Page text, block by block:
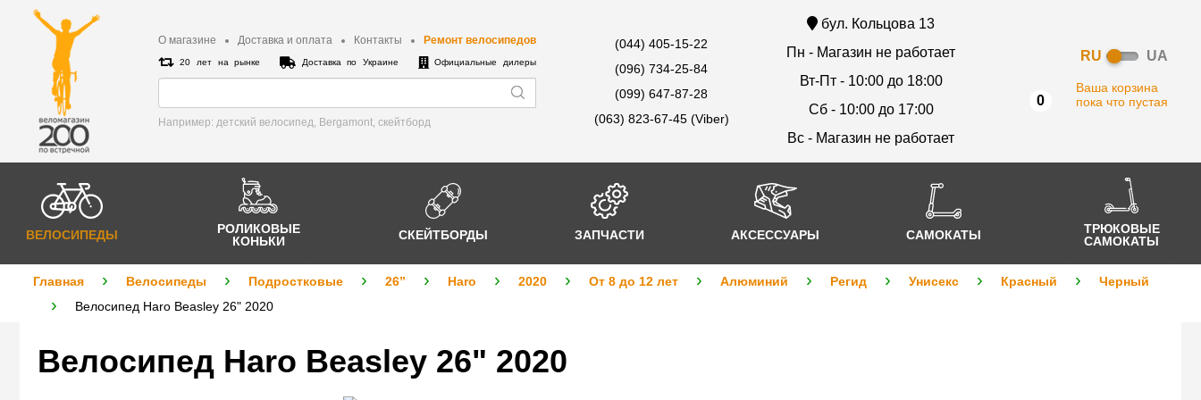
О магазине Доставка и оплата Контакты Ремонт велосипедов
20 лет на рынке Доставка по Украине Официальные дилеры
Например: детский велосипед, Bergamont, cкейтборд
(044) 405-15-22
(096) 734-25-84
(099) 647-87-28
(063) 823-67-45 (Viber)
бул. Кольцова 13
Пн - Магазин не работает
Вт-Пт - 10:00 до 18:00
Сб - 10:00 до 17:00
Вс - Магазин не работает
RU UA
0
Ваша корзина
пока что пустая
ВЕЛОСИПЕДЫ
РОЛИКОВЫЕ
КОНЬКИ
СКЕЙТБОРДЫ ЗАПЧАСТИ АКСЕССУАРЫ САМОКАТЫ
ТРЮКОВЫЕ
САМОКАТЫ
Главная Велосипеды Подростковые 26” Haro 2020 От 8 до 12 лет Алюминий Регид Унисекс Красный
Черный
Велосипед Haro Beasley 26" 2020
Велосипед Haro Beasley 26" 2020